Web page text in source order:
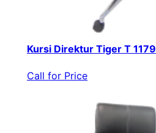
Kursi Direktur Tiger T 1179
Call for Price